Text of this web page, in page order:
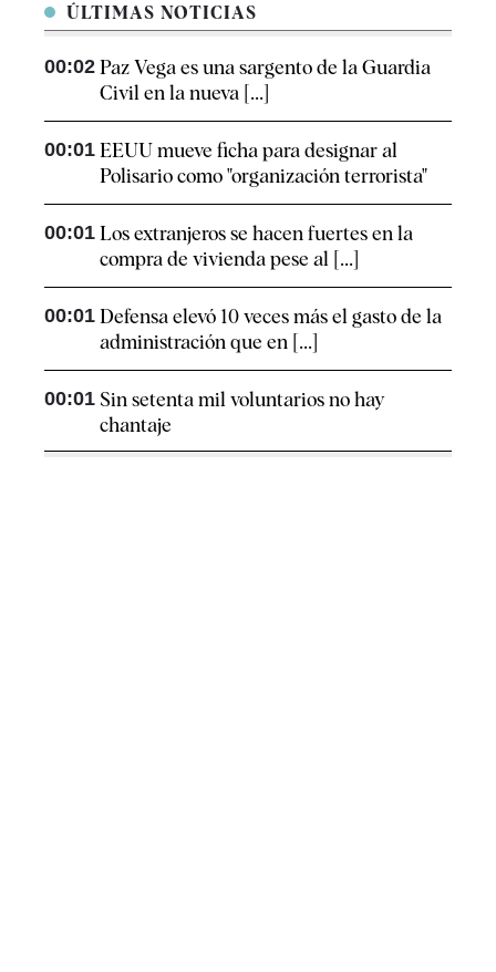
ÚLTIMAS NOTICIAS
00:02 Paz Vega es una sargento de la Guardia
Civil en la nueva [...]
00:01 EEUU mueve ficha para designar al
Polisario como "organización terrorista"
00:01 Los extranjeros se hacen fuertes en la
compra de vivienda pese al [...]
00:01 Defensa elevó 10 veces más el gasto de la
administración que en [...]
00:01 Sin setenta mil voluntarios no hay
chantaje